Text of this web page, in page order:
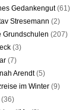
Gedankengut(61)
Stresemann (2)
Grundschulen (207)
(3)
(7)
Arendt(5)
im Winter (9)
(36)